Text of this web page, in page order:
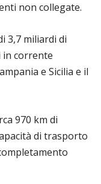
non collegate.
3,7 miliardi di
in corrente
e Sicilia e il
970 km di
di trasporto